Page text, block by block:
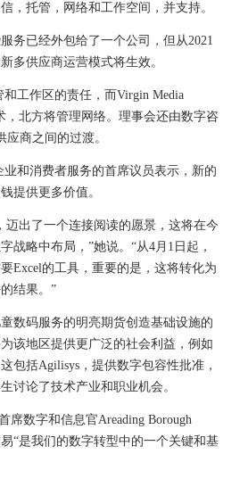
，托管，网络和工作空间，并支持。
务已经外包给了一个公司，但从2021
多供应商运营模式将生效。
工作区的责任，而Virgin Media
，北方将管理网络。理事会还由数字咨
商之间的过渡。
业和消费者服务的首席议员表示，新的
提供更多价值。
迈出了一个连接阅读的愿景，这将在今
战略中布局，”她说。“从4月1日起，
Excel的工具，重要的是，这将转化为
结果。”
数码服务的明亮期货创造基础设施的
该地区提供更广泛的社会利益，例如
包括Agilisys，提供数字包容性批准，
讨论了技术产业和职业机会。
席数字和信息官Areading Borough
“是我们的数字转型中的一个关键和基